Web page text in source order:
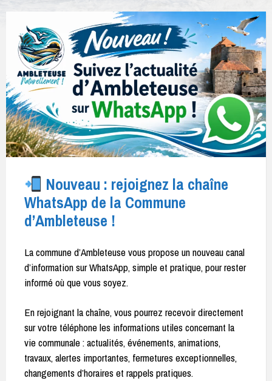
Nouveau : rejoignez la chaîne
WhatsApp de la Commune
d’Ambleteuse !
La commune d’Ambleteuse vous propose un nouveau canal
d’information sur WhatsApp, simple et pratique, pour rester
informé où que vous soyez.
En rejoignant la chaîne, vous pourrez recevoir directement
sur votre téléphone les informations utiles concernant la
vie communale : actualités, événements, animations,
travaux, alertes importantes, fermetures exceptionnelles,
changements d’horaires et rappels pratiques.